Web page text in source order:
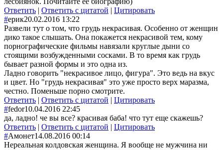
Ответить | Ответить с цитатой | Цитировать
#ерик20.02.2016 13:22
Развели тут о том, что грудь некрасивая. Особенно от женщин
дико такое слышать. Она покажется некрасивой тем, кому
порнографические фильмы навязали круглые дыни со
стоящими возбужденными сосками. В то время как грудь
бывает разной формы и это одна из.
Ладно говорить "некрасивое лицо, фигура". Это ведь на вкус
и цвет. Но "грудь некрасивая" это уже просто верх маразма,
честно. Поменьше порно смотрите.
Ответить | Ответить с цитатой | Цитировать
#fedor10.04.2016 22:45
да, ладно! че вы все? красивая баба! что тут еще скажешь?
Ответить | Ответить с цитатой | Цитировать
#Амонет14.08.2016 00:14
Нереальная колдовская женщина. Я вообще не мужчина ни